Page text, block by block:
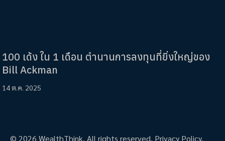
100 เด้ง ใน 1 เดือน ตำนานการลงทุนที่ยิ่งใหญ่ของ
Bill Ackman
14 ต.ค. 2025
© 2026 WealthThink. All rights reserved. Privacy Policy.